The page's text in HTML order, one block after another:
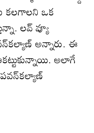
కలగాలని ఒక
లవ్‌ వ్యూ
అన్నారు. ఈ
అలాగే